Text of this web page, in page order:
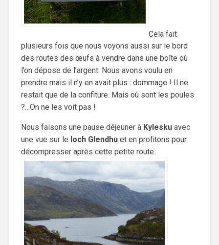
Cela fait
plusieurs fois que nous voyons aussi sur le bord
des routes des œufs à vendre dans une boîte où
l’on dépose de l’argent. Nous avons voulu en
prendre mais il n’y en avait plus : dommage ! Il ne
restait que de la confiture. Mais où sont les poules
?…On ne les voit pas !
Nous faisons une pause déjeuner à Kyleskuavec
une vue sur le loch Glendhuet en profitons pour
décompresser après cette petite route.